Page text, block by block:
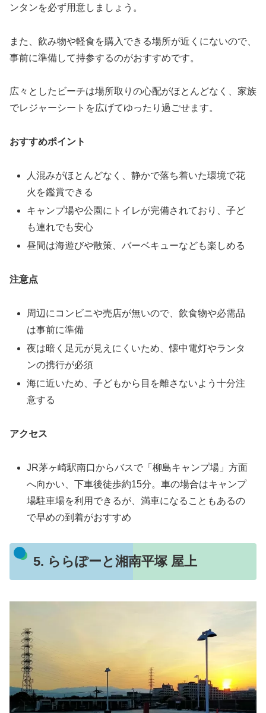
ンタンを必ず用意しましょう。
また、飲み物や軽食を購入できる場所が近くにないので、
事前に準備して持参するのがおすすめです。
広々としたビーチは場所取りの心配がほとんどなく、家族
でレジャーシートを広げてゆったり過ごせます。
おすすめポイント
人混みがほとんどなく、静かで落ち着いた環境で花
火を鑑賞できる
キャンプ場や公園にトイレが完備されており、子ど
も連れでも安心
昼間は海遊びや散策、バーベキューなども楽しめる
注意点
周辺にコンビニや売店が無いので、飲食物や必需品
は事前に準備
夜は暗く足元が見えにくいため、懐中電灯やランタ
ンの携行が必須
海に近いため、子どもから目を離さないよう十分注
意する
アクセス
JR茅ヶ崎駅南口からバスで「柳島キャンプ場」方面
へ向かい、下車後徒歩約15分。車の場合はキャンプ
場駐車場を利用できるが、満車になることもあるの
で早めの到着がおすすめ
5. ららぽーと湘南平塚 屋上